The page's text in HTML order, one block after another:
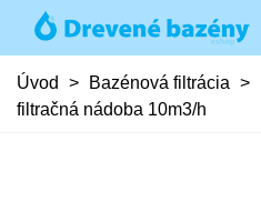
Úvod > Bazénová filtrácia >
filtračná nádoba 10m3/h